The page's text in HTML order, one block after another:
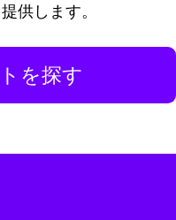
供します。
を探す